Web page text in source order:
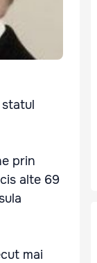
prin
alte 69
mai